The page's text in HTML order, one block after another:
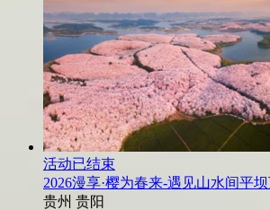
活动已结束
2026漫享·樱为春来-遇见山水间平
贵州 贵阳